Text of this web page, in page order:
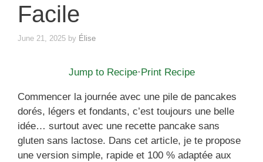
Facile
June 21, 2025 by Élise
Jump to Recipe· Print Recipe
Commencer la journée avec une pile de pancakes
dorés, légers et fondants, c’est toujours une belle
idée… surtout avec une recette pancake sans
gluten sans lactose. Dans cet article, je te propose
une version simple, rapide et 100 % adaptée aux